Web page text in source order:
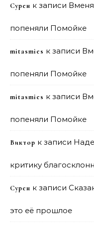
Сурен к записи
попеняли Помойке
mitasmies к записи
попеняли Помойке
mitasmies к записи
попеняли Помойке
Виктор к записи
критику
Сурен к записи
это её прошлое